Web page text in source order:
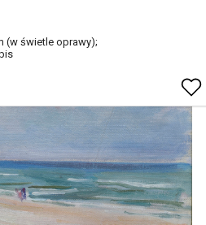
(w świetle oprawy);